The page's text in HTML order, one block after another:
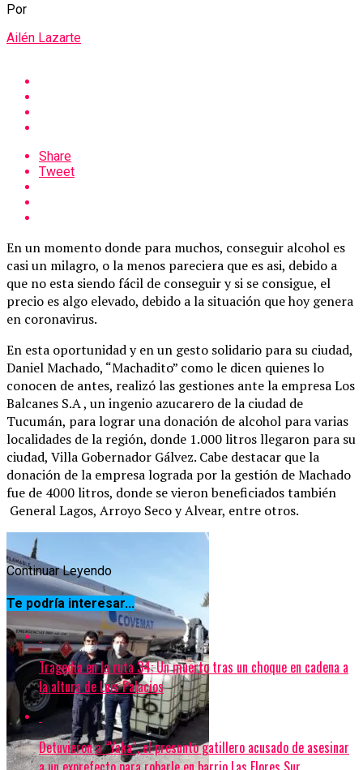
Por
Ailén Lazarte
Share
Tweet
En un momento donde para muchos, conseguir alcohol es
casi un milagro, o la menos pareciera que es asi, debido a
que no esta siendo fácil de conseguir y si se consigue, el
precio es algo elevado, debido a la situación que hoy genera
en coronavirus.
En esta oportunidad y en un gesto solidario para su ciudad,
Daniel Machado, “Machadito” como le dicen quienes lo
conocen de antes, realizó las gestiones ante la empresa Los
Balcanes S.A , un ingenio azucarero de la ciudad de
Tucumán, para lograr una donación de alcohol para varias
localidades de la región, donde 1.000 litros llegaron para su
ciudad, Villa Gobernador Gálvez. Cabe destacar que la
donación de la empresa lograda por la gestión de Machado
fue de 4000 litros, donde se vieron beneficiados también
General Lagos, Arroyo Seco y Alvear, entre otros.
Continuar Leyendo
Te podría interesar...
Tragedia en la ruta 34: Un muerto tras un choque en cadena a
la altura de Luis Palacios
Detuvieron a “Yaka”, el presunto gatillero acusado de asesinar